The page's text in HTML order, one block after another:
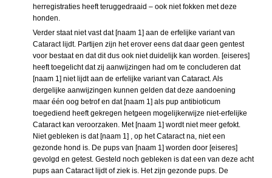
herregistraties heeft teruggedraaid – ook niet fokken met deze
honden.
Verder staat niet vast dat [naam 1] aan de erfelijke variant van
Cataract lijdt. Partijen zijn het erover eens dat daar geen gentest
voor bestaat en dat dit dus ook niet duidelijk kan worden. [eiseres]
heeft toegelicht dat zij aanwijzingen had om te concluderen dat
[naam 1] niet lijdt aan de erfelijke variant van Cataract. Als
dergelijke aanwijzingen kunnen gelden dat deze aandoening
maar één oog betrof en dat [naam 1] als pup antibioticum
toegediend heeft gekregen hetgeen mogelijkerwijze niet-erfelijke
Cataract kan veroorzaken. Met [naam 1] wordt niet meer gefokt.
Niet gebleken is dat [naam 1] , op het Cataract na, niet een
gezonde hond is. De pups van [naam 1] worden door [eiseres]
gevolgd en getest. Gesteld noch gebleken is dat een van deze acht
pups aan Cataract lijdt of ziek is. Het zijn gezonde pups. De